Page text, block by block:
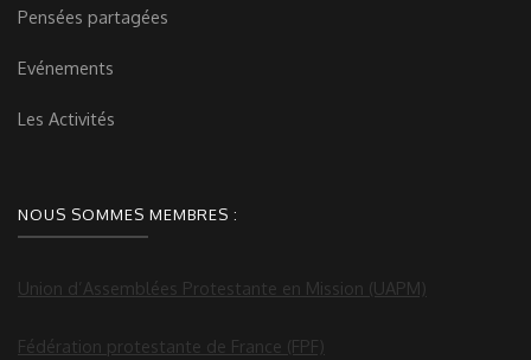
Pensées partagées
Evénements
Les Activités
NOUS SOMMES MEMBRES :
Union d’Assemblées Protestante en Mission (UAPM)
Fédération protestante de France (FPF)